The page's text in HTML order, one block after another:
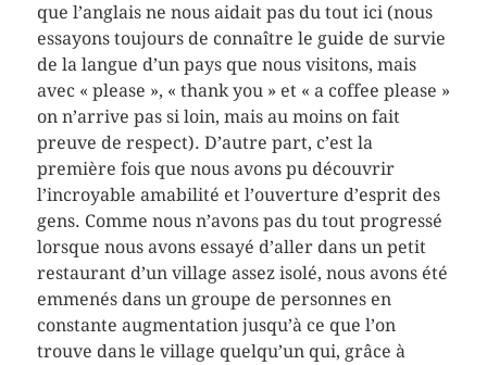
que l’anglais ne nous aidait pas du tout ici (nous
essayons toujours de connaître le guide de survie
de la langue d’un pays que nous visitons, mais
avec « please », « thank you » et « a coffee please »
on n’arrive pas si loin, mais au moins on fait
preuve de respect). D’autre part, c’est la
première fois que nous avons pu découvrir
l’incroyable amabilité et l’ouverture d’esprit des
gens. Comme nous n’avons pas du tout progressé
lorsque nous avons essayé d’aller dans un petit
restaurant d’un village assez isolé, nous avons été
emmenés dans un groupe de personnes en
constante augmentation jusqu’à ce que l’on
trouve dans le village quelqu’un qui, grâce à